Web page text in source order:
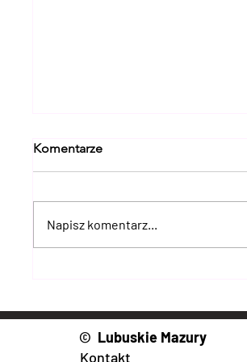
ruszyły! Nadchodzi
najbardziej ekstremalna
impreza 4x4 w Lubuskiem
Komentarze
Napisz komentarz...
© Lubuskie Mazury
Kontakt